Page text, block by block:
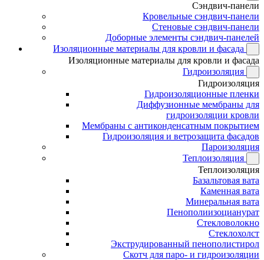
Сэндвич-панели
Кровельные сэндвич-панели
Стеновые сэндвич-панели
Доборные элементы сэндвич-панелей
Изоляционные материалы для кровли и фасада
Изоляционные материалы для кровли и фасада
Гидроизоляция
Гидроизоляция
Гидроизоляционные пленки
Диффузионные мембраны для
гидроизоляции кровли
Мембраны с антиконденсатным покрытием
Гидроизоляция и ветрозащита фасадов
Пароизоляция
Теплоизоляция
Теплоизоляция
Базальтовая вата
Каменная вата
Минеральная вата
Пенополиизоцианурат
Стекловолокно
Стеклохолст
Экструдированный пенополистирол
Скотч для паро- и гидроизоляции